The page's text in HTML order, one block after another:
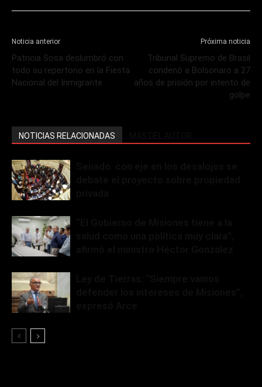
Noticia anterior
Patricia Sosa deslumbró con
todo su repertorio en la Fiesta
Nacional del Inmigrante
Próxima noticia
Tribunal Supremo de Brasil
condenó a Bolsonaro a 27
años de prisión por intento de
golpe
NOTICIAS RELACIONADAS